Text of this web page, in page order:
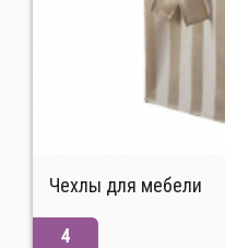
Чехлы для мебели
4